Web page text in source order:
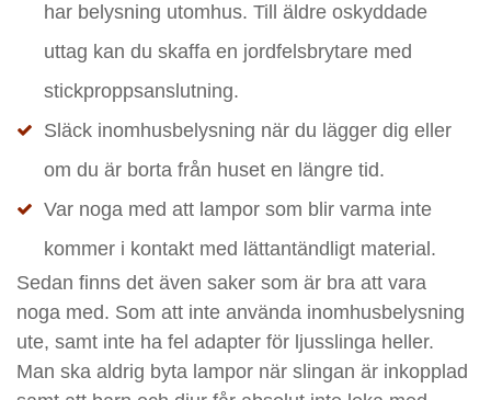
har belysning utomhus. Till äldre oskyddade
uttag kan du skaffa en jordfelsbrytare med
stickproppsanslutning.
Släck inomhusbelysning när du lägger dig eller
om du är borta från huset en längre tid.
Var noga med att lampor som blir varma inte
kommer i kontakt med lättantändligt material.
Sedan finns det även saker som är bra att vara
noga med. Som att inte använda inomhusbelysning
ute, samt inte ha fel adapter för ljusslinga heller.
Man ska aldrig byta lampor när slingan är inkopplad